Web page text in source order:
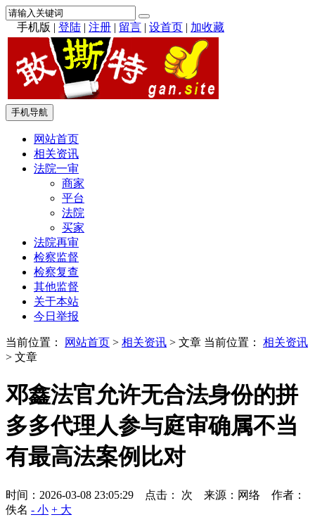
手机版 | 登陆 | 注册 | 留言 | 设首页 | 加收藏
手机导航
网站首页
相关资讯
法院一审
商家
平台
法院
买家
法院再审
检察监督
检察复查
其他监督
关于本站
今日举报
当前位置： 网站首页 > 相关资讯 > 文章 当前位置： 相关资讯
> 文章
邓鑫法官允许无合法身份的拼
多多代理人参与庭审确属不当
有最高法案例比对
时间：2026-03-08 23:05:29 点击： 次 来源：网络 作者：
佚名 - 小 + 大